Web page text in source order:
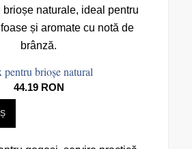
brioșe natural
44.19 RON